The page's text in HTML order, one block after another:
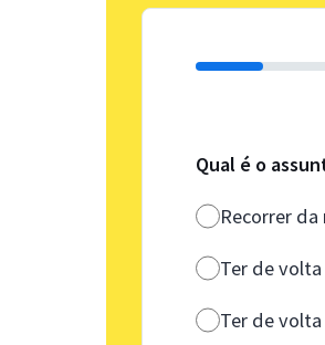
Qual é o
Recorrer
Ter de
Ter de